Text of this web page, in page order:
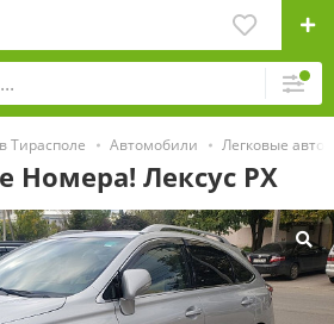
Тирасполе Автомобили Легковые
Номера! Лексус РХ